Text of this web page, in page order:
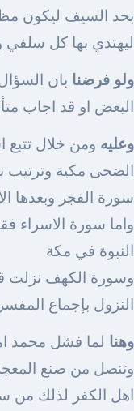
بحد السيف ليكون
ليهتدي بها كل
ولو فرضنا بان
البعض او قد اجاب
وعليه ومن خلال
الضحى مكية وترتيب
سورة الفجر وبعدها
النبوة في مكة
وسورة الكهف نزلت
النزول بإجماع
وهنا لما فشل محمد
وتنصل من صنع
اهل الكفر لذلك من